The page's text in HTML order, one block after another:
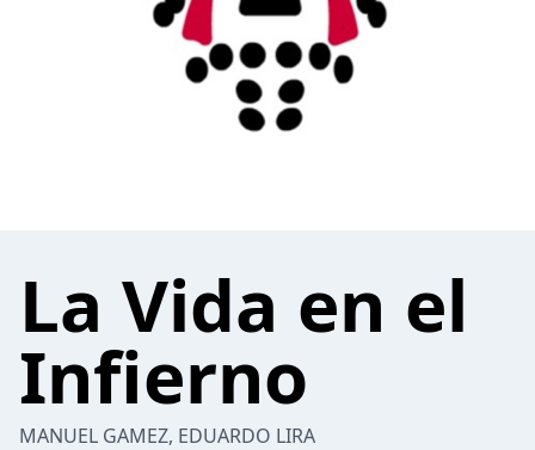
La Vida en el
Infierno
MANUEL GAMEZ, EDUARDO LIRA